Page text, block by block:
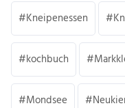
Kneipenessen
kochbuch
Mondsee